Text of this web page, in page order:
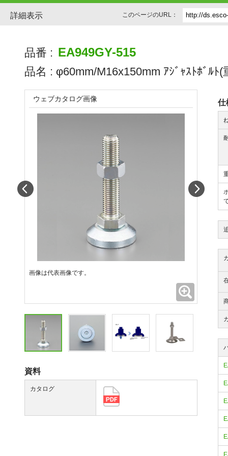
詳細表示 このページのURL：
品番 : EA949GY-515
品名 : φ60mm/M16x150mm ｱｼﾞｬｽﾄﾎﾞﾙﾄ(
仕
ウェブカタログ画像
画像は代表画像です。
資料
カタログ